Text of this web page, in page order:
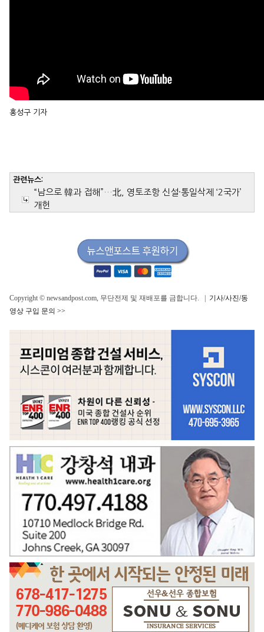
홍성구 기자
관련뉴스:
“남으로 韓과 접해”…北, 영토조항 신설·통일삭제 ‘2국가’
개헌
Copyright © newsandpost.com, 무단전제 및 재배포를 금합니다. | 기사/사진/동
영상 구입 문의 >>